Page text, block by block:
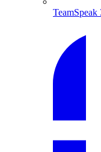
TeamSpeak